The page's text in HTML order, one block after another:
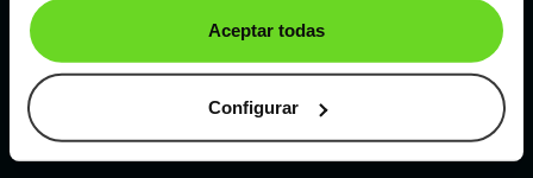
Aceptar todas
Configurar
Mazda CX-80 de segunda mano y ocasión
Coches desegunda mano y ocasión por
localización
Coches de segunda mano y ocasiónALBACETE